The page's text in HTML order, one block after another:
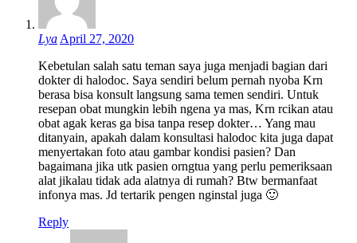
LyaApril 27, 2020
Kebetulan salah satu teman saya juga menjadi bagian dari
dokter di halodoc. Saya sendiri belum pernah nyoba Krn
berasa bisa konsult langsung sama temen sendiri. Untuk
resepan obat mungkin lebih ngena ya mas, Krn rcikan atau
obat agak keras ga bisa tanpa resep dokter… Yang mau
ditanyain, apakah dalam konsultasi halodoc kita juga dapat
menyertakan foto atau gambar kondisi pasien? Dan
bagaimana jika utk pasien orngtua yang perlu pemeriksaan
alat jikalau tidak ada alatnya di rumah? Btw bermanfaat
infonya mas. Jd tertarik pengen nginstal juga 🙂
Reply